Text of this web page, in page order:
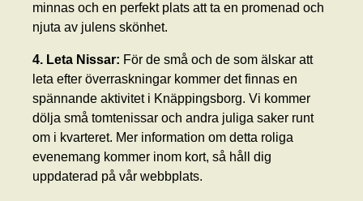
minnas och en perfekt plats att ta en promenad och
njuta av julens skönhet.
4. Leta Nissar: För de små och de som älskar att
leta efter överraskningar kommer det finnas en
spännande aktivitet i Knäppingsborg. Vi kommer
dölja små tomtenissar och andra juliga saker runt
om i kvarteret. Mer information om detta roliga
evenemang kommer inom kort, så håll dig
uppdaterad på vår webbplats.